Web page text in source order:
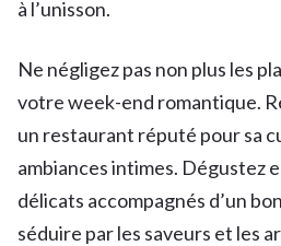
à l’unisson.
Ne négligez pas non plus les
votre week-end romantique.
un restaurant réputé pour sa
ambiances intimes. Dégustez
délicats accompagnés d’un
séduire par les saveurs et les